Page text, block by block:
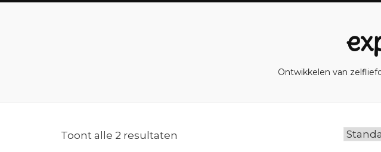
Ontwikkelen van
Toont alle 2 resultaten